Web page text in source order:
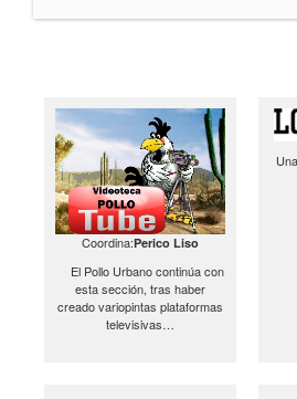
Coordina:Perico Liso
El Pollo Urbano continúa con
esta sección, tras haber
creado variopintas plataformas
televisivas…